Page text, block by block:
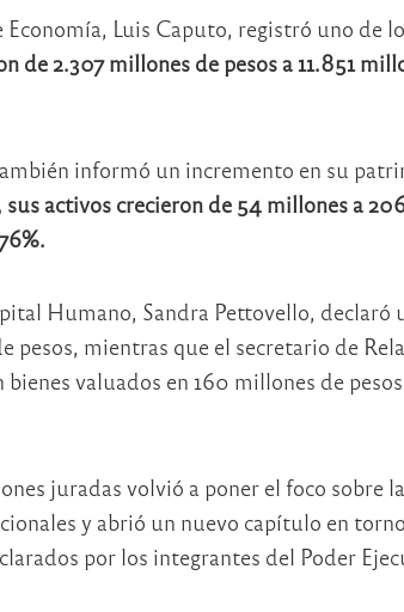
Luis Caputo, registró uno de
de 2.307 millones de pesos a 11.851
informó un incremento en su
activos crecieron de 54 millones a
Humano, Sandra Pettovello, declaró
pesos, mientras que el secretario de
bienes valuados en 160 millones de
juradas volvió a poner el foco sobre
y abrió un nuevo capítulo en
por los integrantes del Poder